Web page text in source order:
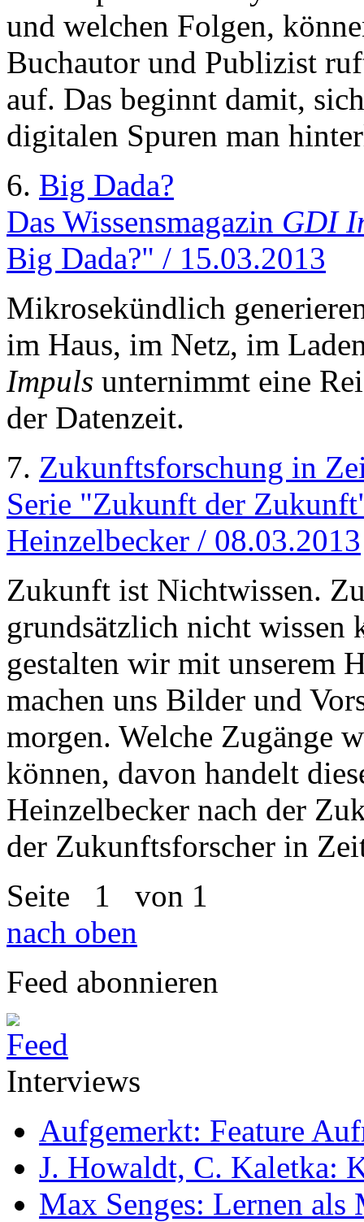
und welchen Folgen,
Buchautor und Publizist
auf. Das beginnt damit,
digitalen Spuren man
6. Big Dada?
Das Wissensmagazin GDI
Big Dada?" / 15.03.2013
Mikrosekündlich
im Haus, im Netz, im
Impuls unternimmt eine
der Datenzeit.
7. Zukunftsforschung in
Serie "Zukunft der
Heinzelbecker / 08.03.2013
Zukunft ist Nichtwissen.
grundsätzlich nicht wissen
gestalten wir mit unserem
machen uns Bilder und
morgen. Welche Zugänge
können, davon handelt
Heinzelbecker nach der
der Zukunftsforscher in
Seite 1 von 1
nach oben
Feed abonnieren
Interviews
Aufgemerkt: Feature
J. Howaldt, C. Kaletka:
Max Senges: Lernen als